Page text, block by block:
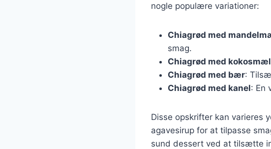
nogle populære variationer:
Chiagrød med
smag.
Chiagrød med
Chiagrød med bær:
Chiagrød med kanel: En
Disse opskrifter kan varieres
agavesirup for at tilpasse
sund dessert ved at tilsætte